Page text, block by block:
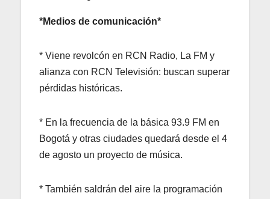
*Medios de comunicación*
* Viene revolcón en RCN Radio, La FM y
alianza con RCN Televisión: buscan superar
pérdidas históricas.
* En la frecuencia de la básica 93.9 FM en
Bogotá y otras ciudades quedará desde el 4
de agosto un proyecto de música.
* También saldrán del aire la programación